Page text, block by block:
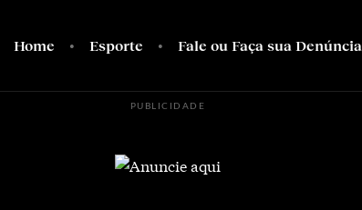
Home Esporte Fale ou Faça sua Denúncia
PUBLICIDADE